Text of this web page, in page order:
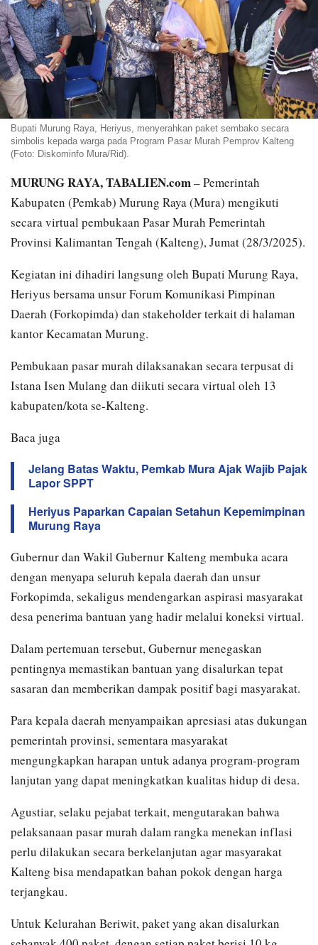
Bupati Murung Raya, Heriyus, menyerahkan paket sembako secara
simbolis kepada warga pada Program Pasar Murah Pemprov Kalteng
(Foto: Diskominfo Mura/Rid).
MURUNG RAYA, TABALIEN.com– Pemerintah
Kabupaten (Pemkab) Murung Raya (Mura) mengikuti
secara virtual pembukaan Pasar Murah Pemerintah
Provinsi Kalimantan Tengah (Kalteng), Jumat (28/3/2025).
Kegiatan ini dihadiri langsung oleh Bupati Murung Raya,
Heriyus bersama unsur Forum Komunikasi Pimpinan
Daerah (Forkopimda) dan stakeholder terkait di halaman
kantor Kecamatan Murung.
Pembukaan pasar murah dilaksanakan secara terpusat di
Istana Isen Mulang dan diikuti secara virtual oleh 13
kabupaten/kota se-Kalteng.
Baca juga
Jelang Batas Waktu, Pemkab Mura Ajak Wajib Pajak
Lapor SPPT
Heriyus Paparkan Capaian Setahun Kepemimpinan
Murung Raya
Gubernur dan Wakil Gubernur Kalteng membuka acara
dengan menyapa seluruh kepala daerah dan unsur
Forkopimda, sekaligus mendengarkan aspirasi masyarakat
desa penerima bantuan yang hadir melalui koneksi virtual.
Dalam pertemuan tersebut, Gubernur menegaskan
pentingnya memastikan bantuan yang disalurkan tepat
sasaran dan memberikan dampak positif bagi masyarakat.
Para kepala daerah menyampaikan apresiasi atas dukungan
pemerintah provinsi, sementara masyarakat
mengungkapkan harapan untuk adanya program-program
lanjutan yang dapat meningkatkan kualitas hidup di desa.
Agustiar, selaku pejabat terkait, mengutarakan bahwa
pelaksanaan pasar murah dalam rangka menekan inflasi
perlu dilakukan secara berkelanjutan agar masyarakat
Kalteng bisa mendapatkan bahan pokok dengan harga
terjangkau.
Untuk Kelurahan Beriwit, paket yang akan disalurkan